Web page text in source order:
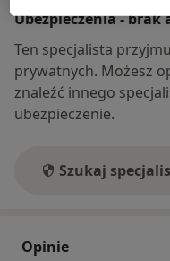
Ubezpieczenia - brak
Ten specjalista
prywatnych. Możesz
znaleźć innego
ubezpieczenie.
Szukaj
Opinie